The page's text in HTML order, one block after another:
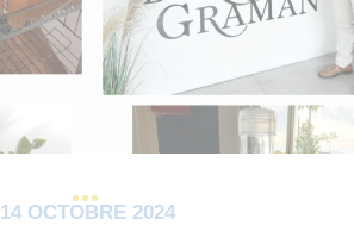
14 OCTOBRE 2024